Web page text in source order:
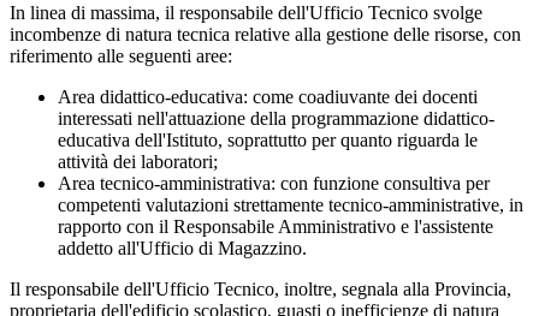
In linea di massima, il responsabile dell'Ufficio Tecnico svolge
incombenze di natura tecnica relative alla gestione delle risorse, con
riferimento alle seguenti aree:
Area didattico-educativa: come coadiuvante dei docenti
interessati nell'attuazione della programmazione didattico-
educativa dell'Istituto, soprattutto per quanto riguarda le
attività dei laboratori;
Area tecnico-amministrativa: con funzione consultiva per
competenti valutazioni strettamente tecnico-amministrative, in
rapporto con il Responsabile Amministrativo e l'assistente
addetto all'Ufficio di Magazzino.
Il responsabile dell'Ufficio Tecnico, inoltre, segnala alla Provincia,
proprietaria dell'edificio scolastico, guasti o inefficienze di natura